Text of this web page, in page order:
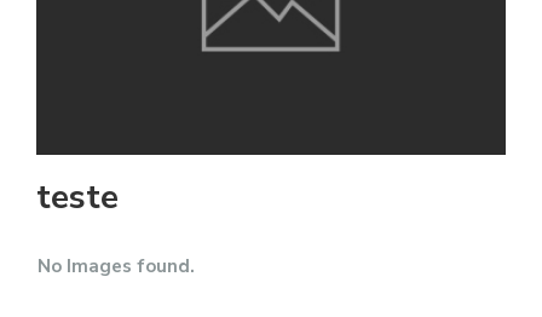
teste
No Images found.